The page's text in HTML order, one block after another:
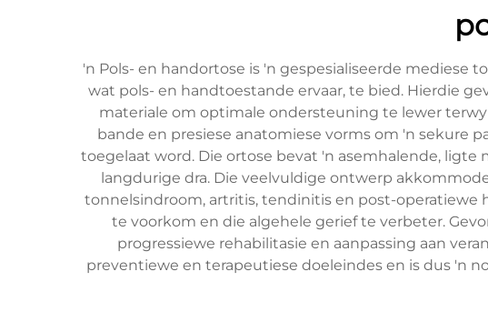
'n Pols- en handortose is 'n gespesialiseerde
wat pols- en handtoestande ervaar, te bied. Hierdie
materiale om optimale ondersteuning te lewer
bande en presiese anatomiese vorms om 'n sekure
toegelaat word. Die ortose bevat 'n asemhalende,
langdurige dra. Die veelvuldige ontwerp
tonnelsindroom, artritis, tendinitis en post-
te voorkom en die algehele gerief te verbeter.
progressiewe rehabilitasie en aanpassing aan
preventiewe en terapeutiese doeleindes en is dus 'n